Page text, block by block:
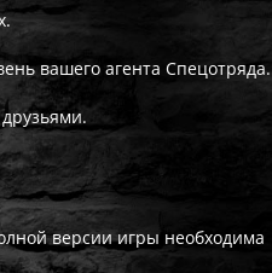
вашего агента Спецотряда.
версии игры необходима